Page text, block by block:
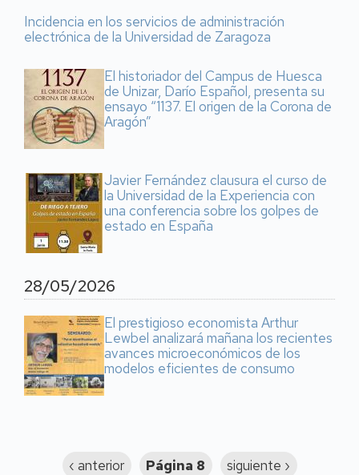
Incidencia en los servicios de administración
electrónica de la Universidad de Zaragoza
El historiador del Campus de Huesca
de Unizar, Darío Español, presenta su
ensayo “1137. El origen de la Corona de
Aragón”
Javier Fernández clausura el curso de
la Universidad de la Experiencia con
una conferencia sobre los golpes de
estado en España
28/05/2026
El prestigioso economista Arthur
Lewbel analizará mañana los recientes
avances microeconómicos de los
modelos eficientes de consumo
Página
‹ anterior Página 8
Siguiente
siguiente ›